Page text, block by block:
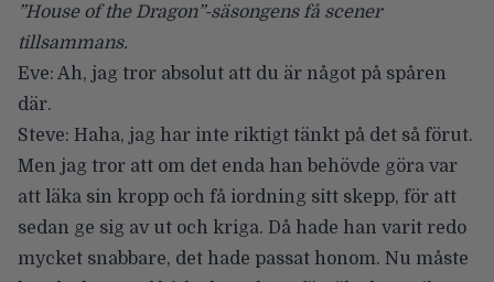
”House of the Dragon”-säsongens få scener
tillsammans.
Eve: Ah, jag tror absolut att du är något på spåren
där.
Steve: Haha, jag har inte riktigt tänkt på det så förut.
Men jag tror att om det enda han behövde göra var
att läka sin kropp och få iordning sitt skepp, för att
sedan ge sig av ut och kriga. Då hade han varit redo
mycket snabbare, det hade passat honom. Nu måste